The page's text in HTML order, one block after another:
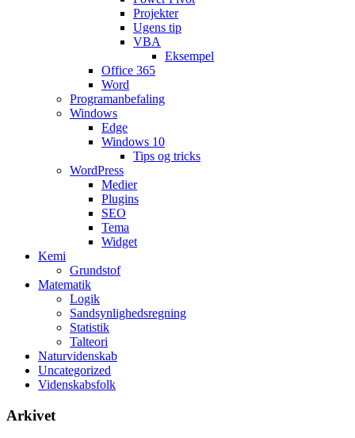
Projekter
Ugens tip
VBA
Eksempel
Office 365
Word
Programanbefaling
Windows
Edge
Windows 10
Tips og tricks
WordPress
Medier
Plugins
SEO
Tema
Widget
Kemi
Grundstof
Matematik
Logik
Sandsynlighedsregning
Statistik
Talteori
Naturvidenskab
Uncategorized
Videnskabsfolk
Arkivet